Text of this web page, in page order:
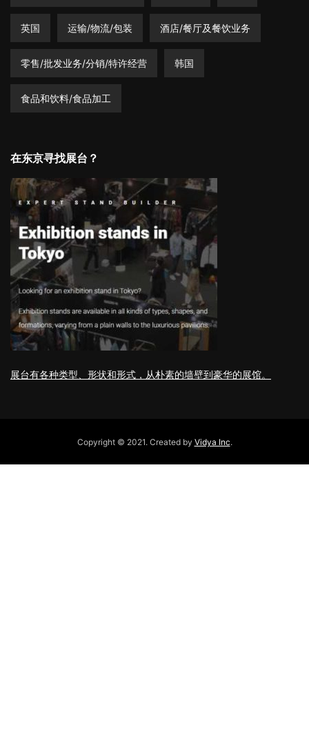
英国 运输/物流/包装 酒店/餐厅及餐饮业务
零售/批发业务/分销/特许经营 韩国
食品和饮料/食品加工
在东京寻找展台？
展台有各种类型、形状和形式，从朴素的墙壁到豪华的展馆。
Copyright © 2021. Created by Vidya Inc.